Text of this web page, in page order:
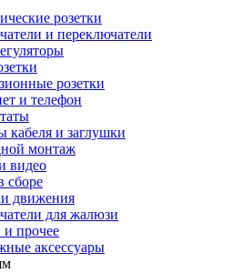
розетки
и переключатели
розетки
и телефон
кабеля и заглушки
монтаж
видео
сборе
движения
для жалюзи
и прочее
аксессуары